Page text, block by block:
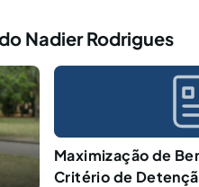
Nadier Rodrigues
Maximização de
Critério de